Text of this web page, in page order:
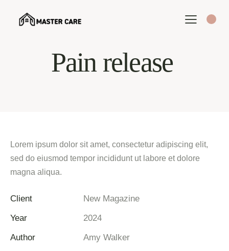
Pain release
Lorem ipsum dolor sit amet, consectetur adipiscing elit,
sed do eiusmod tempor incididunt ut labore et dolore
magna aliqua.
Client
New Magazine
Year
2024
Author
Amy Walker